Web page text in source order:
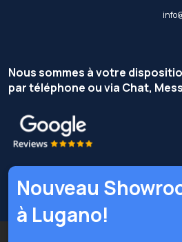
Nous sommes à votre
par téléphone ou via Chat,
Nouveau
à Lugano!